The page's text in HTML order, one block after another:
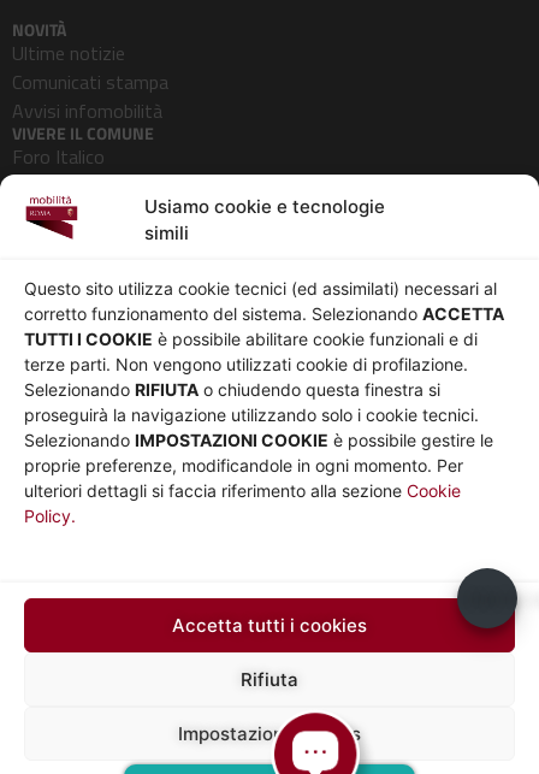
Usiamo cookie e tecnologie
simili
Questo sito utilizza cookie tecnici (ed assimilati) necessari al
corretto funzionamento del sistema. Selezionando ACCETTA
TUTTI I COOKIE è possibile abilitare cookie funzionali e di
terze parti. Non vengono utilizzati cookie di profilazione.
Selezionando RIFIUTA o chiudendo questa finestra si
proseguirà la navigazione utilizzando solo i cookie tecnici.
Selezionando IMPOSTAZIONI COOKIE è possibile gestire le
proprie preferenze, modificandole in ogni momento. Per
ulteriori dettagli si faccia riferimento alla sezione Cookie
Policy.
Accetta tutti i cookies
Rifiuta
Impostazioni cookies
NOVITÀ
Ultime notizie
Comunicati stampa
Avvisi infomobilità
VIVERE IL COMUNE
Foro Italico
Pedonalizzazioni
Aeroporti
Chi siamo
Governance
Whistleblowing
Co-Marketing
Social media policy
Informativa Cookie
Informativa Sito web e
social media
Privacy
Parità di genere
Amministrazione
trasparente
Bandi e gare
Note legali
UTILITÀ
Car Sharing Roma
Sede legale in via Silvio D’Amico 40, 00145 Roma, P. IVA e N.
Iscrizione 10735431008 del 31/12/2009 Numero REA 1253419
Usiamo